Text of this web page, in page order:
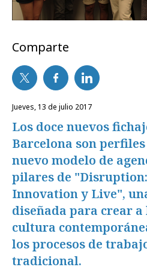
Comparte
jueves, 13 de julio 2017
Los doce nuevos
Barcelona son
nuevo modelo de
pilares de
Innovation y Live",
diseñada para crear
cultura
los procesos de
tradicional.